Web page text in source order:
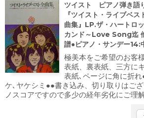
ツイスト ピアノ弾き語
『ツイスト・ライブベス
曲集』LP.ザ・ハートロ
カンド～Love Song迄
譜●ピアノ・サンデー14:
極美本をご希望のお客
表紙、裏表紙、三方に
表紙､ページに角に折
ケ､ヤケシミ●●書き込み、切り取りはご
ノスコアですので多少の経年劣化にご理